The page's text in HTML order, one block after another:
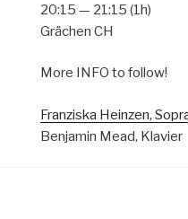
More INFO to follow!
Franziska Heinzen,
Benjamin Mead, Klavier
20:15 — 21:15 (1h)
Grächen CH